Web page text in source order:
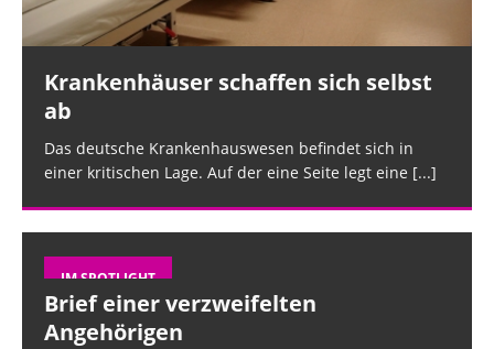
Krankenhäuser schaffen sich selbst
ab
Das deutsche Krankenhauswesen befindet sich in
einer kritischen Lage. Auf der eine Seite legt eine [...]
ious
IM SPOTLIGHT
Brief einer verzweifelten
Angehörigen